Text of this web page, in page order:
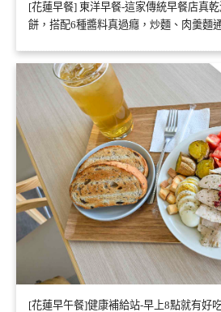
[花蓮早餐] 東洋早餐-這家傳統早餐店真
餅，搭配6種醬料真過癮，炒麵、肉羹麵
[花蓮早午餐]健康補給站-早上8點就有好